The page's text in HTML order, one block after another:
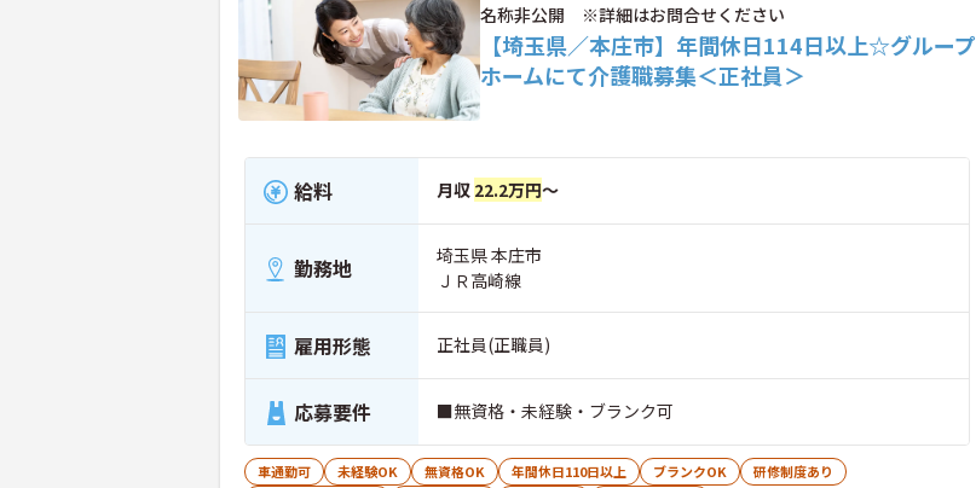
名称非公開 ※詳細はお問合せください
【埼玉県／本庄市】年間休日114日以上☆グループ
ホームにて介護職募集＜正社員＞
給料 月収 22.2万円～
勤務地
埼玉県 本庄市
ＪＲ高崎線
雇用形態 正社員(正職員)
応募要件 ■無資格・未経験・ブランク可
車通勤可 未経験OK 無資格OK 年間休日110日以上 ブランクOK
研修制度あり